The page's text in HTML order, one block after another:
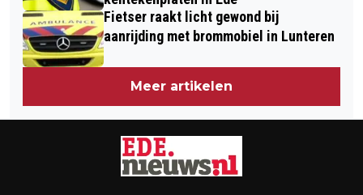
Fietser raakt licht gewond bij
aanrijding met brommobiel in Lunteren
Meer artikelen